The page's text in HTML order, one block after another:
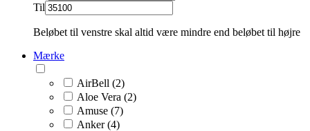
Til
Beløbet til venstre skal altid være mindre end beløbet til højre
Mærke
AirBell (2)
Aloe Vera (2)
Amuse (7)
Anker (4)